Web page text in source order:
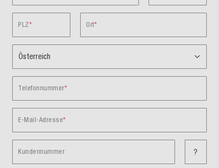
PLZ Ort
Telefonnummer
E-Mail-Adresse
Kundennummer ?